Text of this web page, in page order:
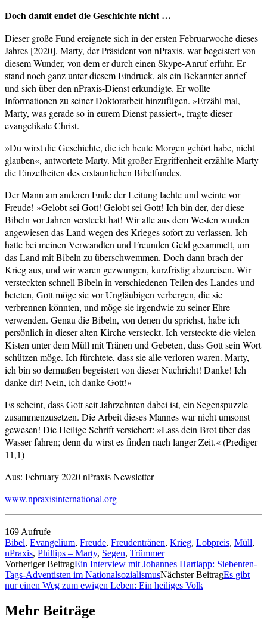
Doch damit endet die Geschichte nicht …
Dieser große Fund ereignete sich in der ersten Februarwoche dieses
Jahres [2020]. Marty, der Präsident von nPraxis, war begeistert von
diesem Wunder, von dem er durch einen Skype-Anruf erfuhr. Er
stand noch ganz unter diesem Eindruck, als ein Bekannter anrief
und sich über den nPraxis-Dienst erkundigte. Er wollte
Informationen zu seiner Doktorarbeit hinzufügen. »Erzähl mal,
Marty, was gerade so in eurem Dienst passiert«, fragte dieser
evangelikale Christ.
»Du wirst die Geschichte, die ich heute Morgen gehört habe, nicht
glauben«, antwortete Marty. Mit großer Ergriffenheit erzählte Marty
die Einzelheiten des erstaunlichen Bibelfundes.
Der Mann am anderen Ende der Leitung lachte und weinte vor
Freude! »Gelobt sei Gott! Gelobt sei Gott! Ich bin der, der diese
Bibeln vor Jahren versteckt hat! Wir alle aus dem Westen wurden
angewiesen das Land wegen des Krieges sofort zu verlassen. Ich
hatte bei meinen Verwandten und Freunden Geld gesammelt, um
das Land mit Bibeln zu überschwemmen. Doch dann brach der
Krieg aus, und wir waren gezwungen, kurzfristig abzureisen. Wir
versteckten schnell Bibeln in verschiedenen Teilen des Landes und
beteten, Gott möge sie vor Ungläubigen verbergen, die sie
verbrennen könnten, und möge sie irgendwie zu seiner Ehre
verwenden. Genau die Bibeln, von denen du sprichst, habe ich
persönlich in dieser alten Kirche versteckt. Ich versteckte die vielen
Kisten unter dem Müll mit Tränen und Gebeten, dass Gott sein Wort
schützen möge. Ich fürchtete, dass sie alle verloren waren. Marty,
ich bin so dermaßen begeistert von dieser Nachricht! Danke! Ich
danke dir! Nein, ich danke Gott!«
Es scheint, dass Gott seit Jahrzehnten dabei ist, ein Segenspuzzle
zusammenzusetzen. Die Arbeit dieses Mannes war nicht umsonst
gewesen! Die Heilige Schrift versichert: »Lass dein Brot über das
Wasser fahren; denn du wirst es finden nach langer Zeit.« (Prediger
11,1)
Aus: February 2020 nPraxis Newsletter
www.npraxisinternational.org
169 Aufrufe
Bibel, Evangelium, Freude, Freudentränen, Krieg, Lobpreis, Müll,
nPraxis, Phillips – Marty, Segen, Trümmer
Vorheriger BeitragEin Interview mit Johannes Hartlapp: Siebenten-
Tags-Adventisten im NationalsozialismusNächster BeitragEs gibt
nur einen Weg zum ewigen Leben: Ein heiliges Volk
Mehr Beiträge